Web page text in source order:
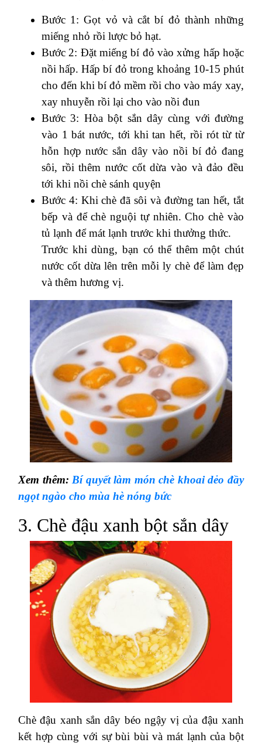
Bước 1: Gọt vỏ và cắt bí đỏ thành những
miếng nhỏ rồi lược bỏ hạt.
Bước 2: Đặt miếng bí đỏ vào xửng hấp hoặc
nồi hấp. Hấp bí đỏ trong khoảng 10-15 phút
cho đến khi bí đỏ mềm rồi cho vào máy xay,
xay nhuyễn rồi lại cho vào nồi đun
Bước 3: Hòa bột sắn dây cùng với đường
vào 1 bát nước, tới khi tan hết, rồi rót từ từ
hỗn hợp nước sắn dây vào nồi bí đỏ đang
sôi, rồi thêm nước cốt dừa vào và đảo đều
tới khi nồi chè sánh quyện
Bước 4: Khi chè đã sôi và đường tan hết, tắt
bếp và để chè nguội tự nhiên. Cho chè vào
tủ lạnh để mát lạnh trước khi thưởng thức.
Trước khi dùng, bạn có thể thêm một chút
nước cốt dừa lên trên mỗi ly chè để làm đẹp
và thêm hương vị.
Xem thêm: Bí quyết làm món chè khoai dẻo đầy
ngọt ngào cho mùa hè nóng bức
3. Chè đậu xanh bột sắn dây
Chè đậu xanh sắn dây béo ngậy vị của đậu xanh
kết hợp cùng với sự bùi bùi và mát lạnh của bột